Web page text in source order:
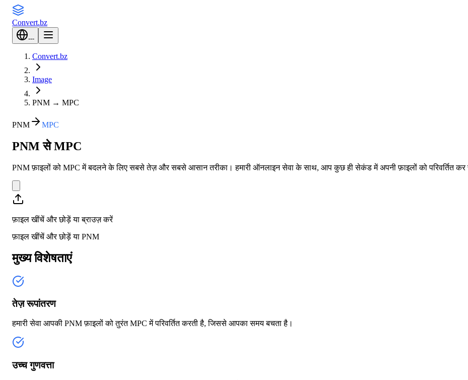
Convert.bz
---
Convert.bz
Image
PNM → MPC
PNM MPC
PNM से MPC
PNM फ़ाइलों को MPC में बदलने के लिए सबसे तेज़ और सबसे आसान तरीका। हमारी ऑनलाइन सेवा के साथ, आप कुछ ही सेकंड में अपनी फ़ाइलों को परिवर्तित
फ़ाइल खींचें और छोड़ें या ब्राउज़ करें
फ़ाइल खींचें और छोड़ें या PNM
मुख्य विशेषताएं
तेज़ रूपांतरण
हमारी सेवा आपकी PNM फ़ाइलों को तुरंत MPC में परिवर्तित करती है, जिससे आपका समय बचता है।
उच्च गुणवत्ता